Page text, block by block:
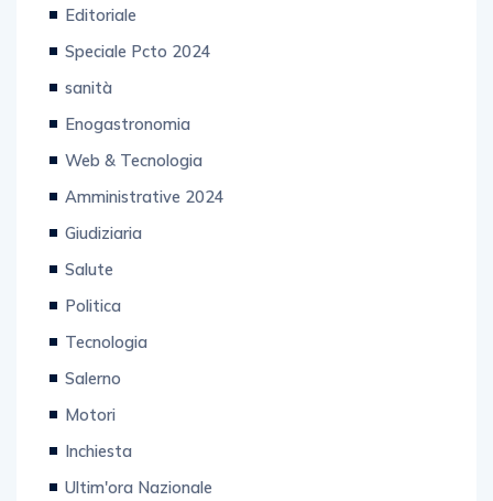
Editoriale
Speciale Pcto 2024
sanità
Enogastronomia
Web & Tecnologia
Amministrative 2024
Giudiziaria
Salute
Politica
Tecnologia
Salerno
Motori
Inchiesta
Ultim'ora Nazionale